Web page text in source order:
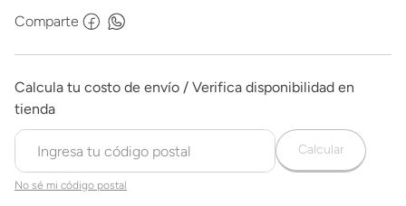
Comparte
No sé mi código postal
Calcular